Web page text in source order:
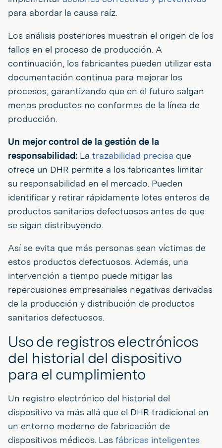
para abordar la causa raíz.
Los análisis posteriores muestran el origen de los
fallos en el proceso de producción. A
continuación, los fabricantes pueden utilizar esta
documentación continua para mejorar los
procesos, garantizando que en el futuro salgan
menos productos no conformes de la línea de
producción.
Un mejor control de la gestión de la
responsabilidad: La trazabilidad precisa que
ofrece un DHR permite a los fabricantes limitar
su responsabilidad en el mercado. Pueden
identificar y retirar rápidamente lotes enteros de
productos sanitarios defectuosos antes de que
se sigan distribuyendo.
Así se evita que más personas sean víctimas de
estos productos defectuosos. Además, una
intervención a tiempo puede mitigar las
repercusiones empresariales negativas derivadas
de la producción y distribución de productos
sanitarios defectuosos.
Uso de registros electrónicos
del historial del dispositivo
para el cumplimiento
Un registro electrónico del historial del
dispositivo va más allá que el DHR tradicional en
un entorno moderno de fabricación de
dispositivos médicos. Las fábricas inteligentes